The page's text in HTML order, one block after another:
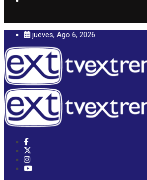
jueves, Ago 6, 2026